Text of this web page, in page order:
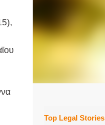
Top Legal Stories